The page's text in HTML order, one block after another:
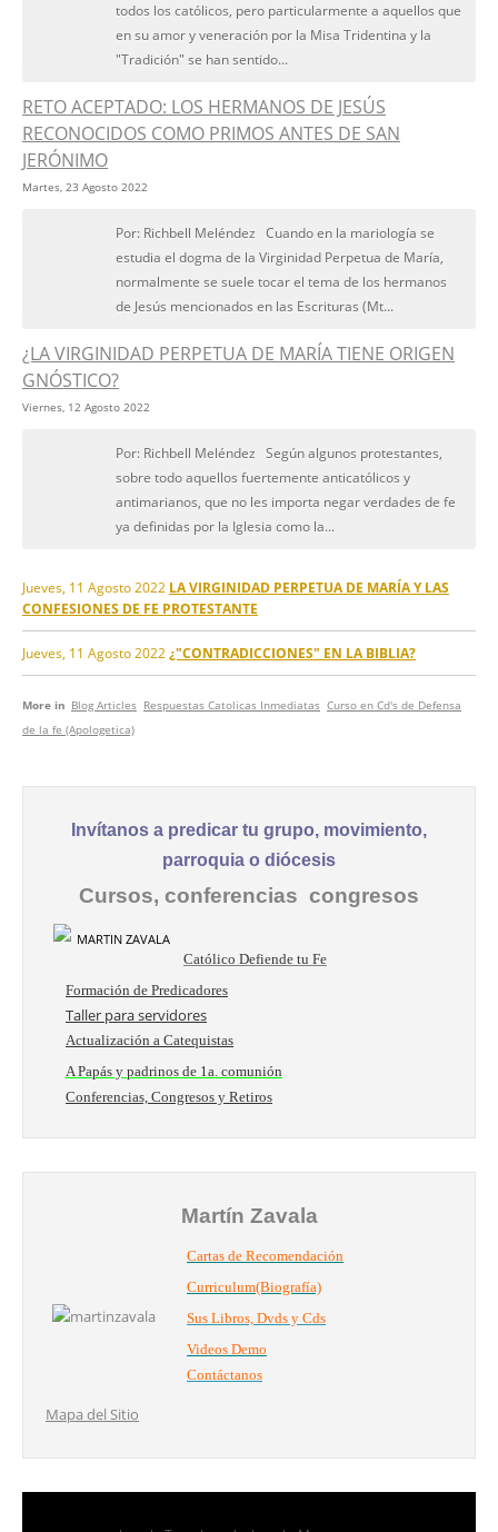
todos los católicos, pero particularmente a aquellos que
en su amor y veneración por la Misa Tridentina y la
"Tradición" se han sentido...
RETO ACEPTADO: LOS HERMANOS DE JESÚS
RECONOCIDOS COMO PRIMOS ANTES DE SAN
JERÓNIMO
Martes, 23 Agosto 2022
Por: Richbell Meléndez Cuando en la mariología se
estudia el dogma de la Virginidad Perpetua de María,
normalmente se suele tocar el tema de los hermanos
de Jesús mencionados en las Escrituras (Mt...
¿LA VIRGINIDAD PERPETUA DE MARÍA TIENE ORIGEN
GNÓSTICO?
Viernes, 12 Agosto 2022
Por: Richbell Meléndez Según algunos protestantes,
sobre todo aquellos fuertemente anticatólicos y
antimarianos, que no les importa negar verdades de fe
ya definidas por la Iglesia como la...
Jueves, 11 Agosto 2022 LA VIRGINIDAD PERPETUA DE MARÍA Y LAS
CONFESIONES DE FE PROTESTANTE
Jueves, 11 Agosto 2022 ¿"CONTRADICCIONES" EN LA BIBLIA?
More in Blog Articles Respuestas Catolicas Inmediatas Curso en Cd's de Defensa
de la fe (Apologetica)
Invítanos a predicar tu grupo, movimiento,
parroquia o diócesis
Cursos, conferencias congresos
Católico Defiende tu Fe
Formación de Predicadores
Taller para servidores
Actualización a Catequistas
A Papás y padrinos de 1a. comunión
Conferencias, Congresos y Retiros
Martín Zavala
Cartas de Recomendación
Curriculum(Biografía)
Sus Libros, Dvds y Cds
Videos Demo
Contáctanos
Mapa del Sitio